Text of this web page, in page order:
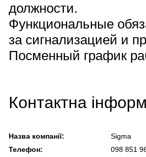
должности.
Функциональные
за сигнализацией и
Посменный график
Контактна
Назва компанії:
Sigma
Телефон:
098 851